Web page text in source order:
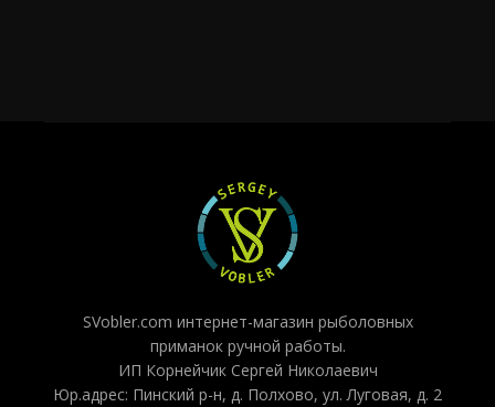
SVobler.com интернет-магазин рыболовных
приманок ручной работы.
ИП Корнейчик Сергей Николаевич
Юр.адрес: Пинский р-н, д. Полхово, ул. Луговая, д. 2